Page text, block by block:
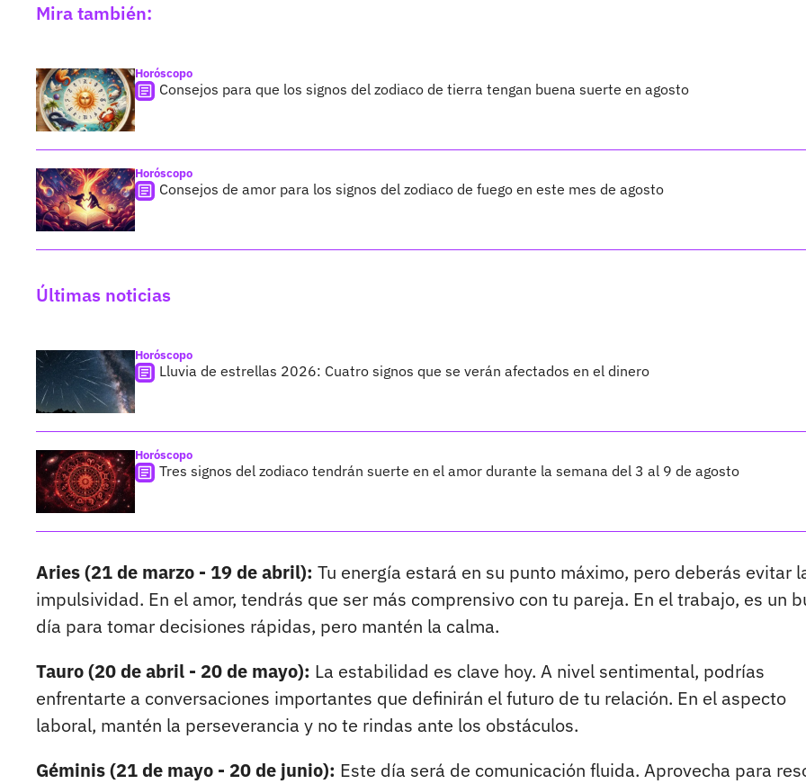
Mira también:
Horóscopo
Consejos para que los signos del zodiaco de tierra tengan buena suerte en agosto
Horóscopo
Consejos de amor para los signos del zodiaco de fuego en este mes de agosto
Últimas noticias
Horóscopo
Lluvia de estrellas 2026: Cuatro signos que se verán afectados en el dinero
Horóscopo
Tres signos del zodiaco tendrán suerte en el amor durante la semana del 3 al 9 de agosto
Aries (21 de marzo - 19 de abril): Tu energía estará en su punto máximo, pero deberás evitar
impulsividad. En el amor, tendrás que ser más comprensivo con tu pareja. En el trabajo, es un
día para tomar decisiones rápidas, pero mantén la calma.
Tauro (20 de abril - 20 de mayo): La estabilidad es clave hoy. A nivel sentimental, podrías
enfrentarte a conversaciones importantes que definirán el futuro de tu relación. En el aspecto
laboral, mantén la perseverancia y no te rindas ante los obstáculos.
Géminis (21 de mayo - 20 de junio): Este día será de comunicación fluida. Aprovecha para